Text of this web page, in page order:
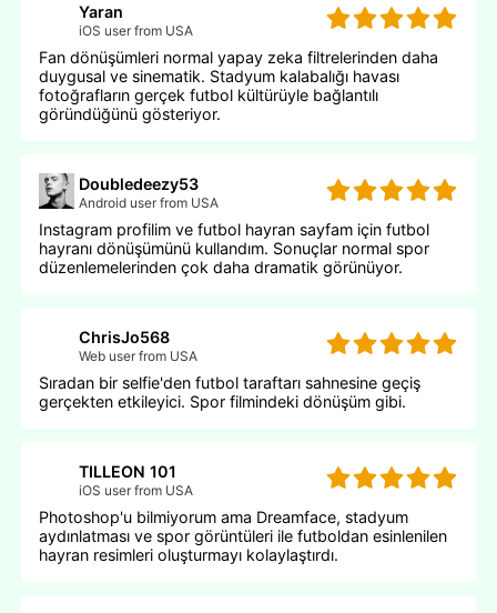
Yaran
iOS user from USA
Fan dönüşümleri normal yapay zeka filtrelerinden daha
duygusal ve sinematik. Stadyum kalabalığı havası
fotoğrafların gerçek futbol kültürüyle bağlantılı
göründüğünü gösteriyor.
Doubledeezy53
Android user from USA
Instagram profilim ve futbol hayran sayfam için futbol
hayranı dönüşümünü kullandım. Sonuçlar normal spor
düzenlemelerinden çok daha dramatik görünüyor.
ChrisJo568
Web user from USA
Sıradan bir selfie'den futbol taraftarı sahnesine geçiş
gerçekten etkileyici. Spor filmindeki dönüşüm gibi.
TILLEON 101
iOS user from USA
Photoshop'u bilmiyorum ama Dreamface, stadyum
aydınlatması ve spor görüntüleri ile futboldan esinlenilen
hayran resimleri oluşturmayı kolaylaştırdı.